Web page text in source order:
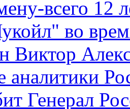
всего 12
во
Виктор
аналитики
Генерал